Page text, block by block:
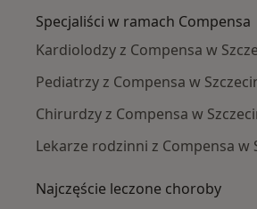
Specjaliści w ramach Compensa
Kardiolodzy z Compensa w
Pediatrzy z Compensa w
Chirurdzy z Compensa w
Lekarze rodzinni z Compensa w
Najczęście leczone choroby